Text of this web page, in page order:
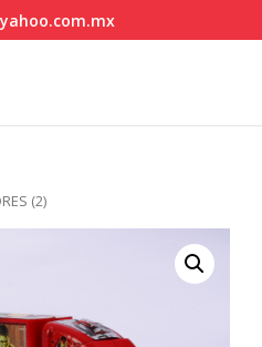
(2)